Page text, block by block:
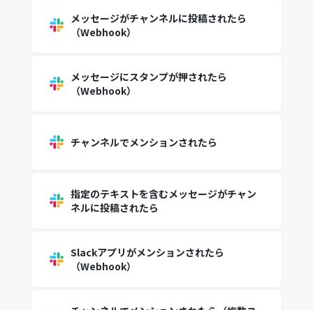
メッセージがチャンネルに投稿されたら
（Webhook）
メッセージにスタンプが押されたら
（Webhook）
チャンネルでメンションされたら
指定のテキストを含むメッセージがチャン
ネルに投稿されたら
Slackアプリがメンションされたら
（Webhook）